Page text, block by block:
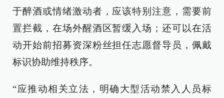
于醉酒或情绪激动者，应该特别注意，需要前
置拦截，在场外醒酒区暂缓入场；还可以在活
动开始前招募资深粉丝担任志愿督导员，佩戴
标识协助维持秩序。
“应推动相关立法，明确大型活动禁入人员标